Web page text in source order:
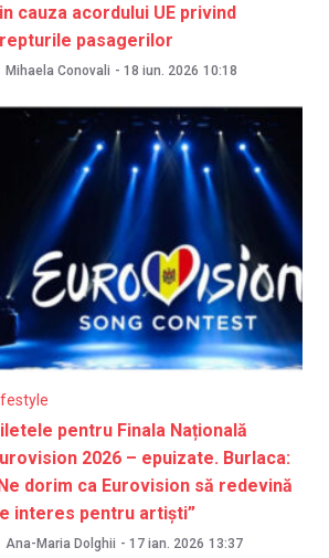
cauza acordului UE privind
pasagerilor
Mihaela Conovali - 18 iun. 2026 10:18
pentru Finala Națională
2026 – epuizate. Burlaca:
dorim ca Eurovision să redevină
interes pentru artiști”
Ana-Maria Dolghii - 17 ian. 2026 13:37